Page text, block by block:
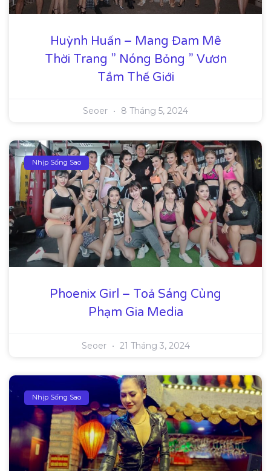
Huỳnh Huấn – Mang Đam Mê
Thời Trang ” Nóng Bỏng ” Vươn
Tầm Thế Giới
Seoer 8 Tháng 5, 2024
Nhịp Sống Sao
Phoenix Girl – Toả Sáng Cùng
Phạm Gia Media
Seoer 21 Tháng 3, 2024
Nhịp Sống Sao